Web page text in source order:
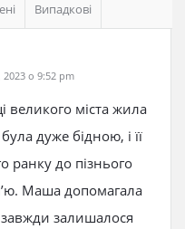
Випадкові
2023 о 9:52 pm
великого міста жила
дуже бідною, і її
ранку до пізнього
Маша допомагала
завжди залишалося